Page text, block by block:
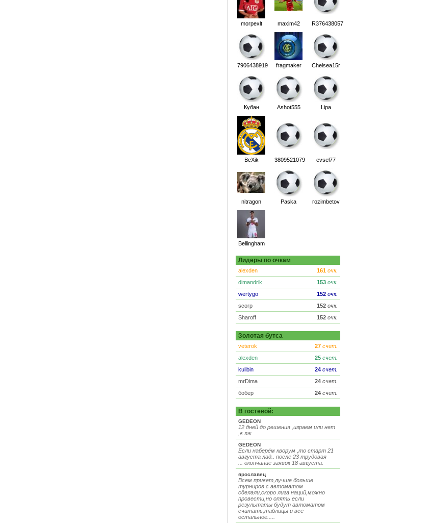
morpexlt maxim42 R376438057
7906438919 fragmaker Chelsea15r
Кубан Ashot555 Lipa
BeXik 3809521079 evsel77
nitragon Paska rozimbetov
Bellingham
Лидеры по очкам
alexden 161 очк.
dimandrik
153 очк.
wertygo
152 очк.
scorp
152 очк.
Sharoff
152 очк.
Золотая бутса
veterok 27 счет.
alexden
25 счет.
kulibin
24 счет.
mrDima
24 счет.
бобер
24 счет.
В гостевой:
GEDEON
12 дней до решения ,играем или нет
,в лж
GEDEON
Если наберём кворум ,то старт 21
августа лад.. после 23 трудовая
... окончание заявок 18 августа.
ярославец
Всем привет,лучше больше
турниров с автоматом
сделали,скоро лига наций,можно
провести,но опять если
результаты будут автоматом
считать,таблицы и все
остальное.....